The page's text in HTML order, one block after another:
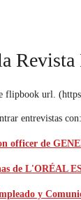
url.
entrevistas con:
officer de
de L'ORÉAL
y